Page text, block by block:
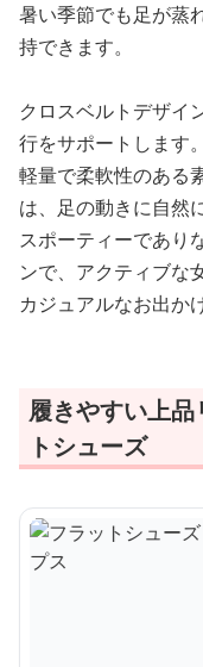
暑い季節でも足が蒸
持できます。
クロスベルトデザイ
行をサポートします。
軽量で柔軟性のある
は、足の動きに自然
スポーティーであり
ンで、アクティブな
カジュアルなお出か
履きやすい上
トシューズ